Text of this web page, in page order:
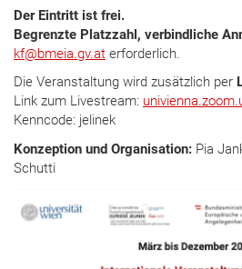
Der Eintritt ist frei.
Begrenzte Platzzahl, verbindliche
kf@bmeia.gv.at erforderlich.
Die Veranstaltung wird zusätzlich per
Link zum Livestream:
Kenncode: jelinek
Konzeption und Organisation: Pia
Schutti